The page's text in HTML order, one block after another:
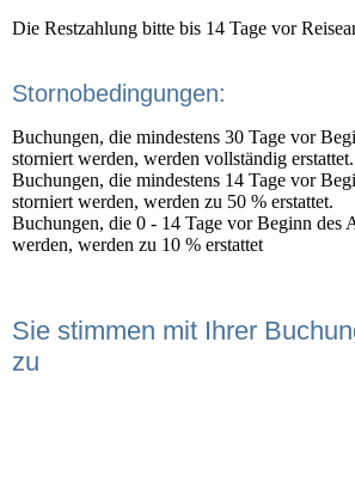
Die Restzahlung bitte bis 14 Tage vor
Stornobedingungen:
Buchungen, die mindestens 30 Tage vor
storniert werden, werden vollständig erstattet.
Buchungen, die mindestens 14 Tage vor
storniert werden, werden zu 50 % erstattet.
Buchungen, die 0 - 14 Tage vor Beginn des
werden, werden zu 10 % erstattet
Sie stimmen mit Ihrer
zu